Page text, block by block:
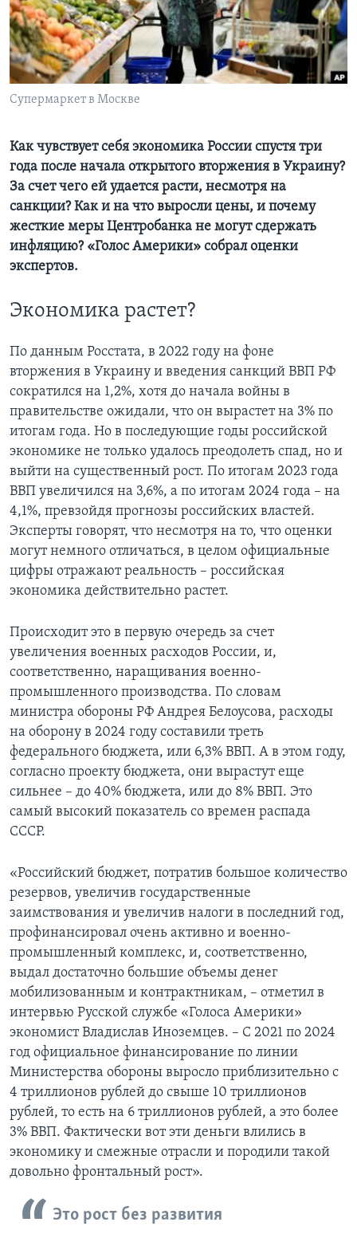
Learning English
СОЦИАЛЬНЫЕ СЕТИ
Языки
Супермаркет в Москве
Как чувствует себя экономика России спустя три
года после начала открытого вторжения в Украину?
За счет чего ей удается расти, несмотря на
санкции? Как и на что выросли цены, и почему
жесткие меры Центробанка не могут сдержать
инфляцию? «Голос Америки» собрал оценки
экспертов.
Экономика растет?
По данным Росстата, в 2022 году на фоне
вторжения в Украину и введения санкций ВВП РФ
сократился на 1,2%, хотя до начала войны в
правительстве ожидали, что он вырастет на 3% по
итогам года. Но в последующие годы российской
экономике не только удалось преодолеть спад, но и
выйти на существенный рост. По итогам 2023 года
ВВП увеличился на 3,6%, а по итогам 2024 года – на
4,1%, превзойдя прогнозы российских властей.
Эксперты говорят, что несмотря на то, что оценки
могут немного отличаться, в целом официальные
цифры отражают реальность – российская
экономика действительно растет.
Происходит это в первую очередь за счет
увеличения военных расходов России, и,
соответственно, наращивания военно-
промышленного производства. По словам
министра обороны РФ Андрея Белоусова, расходы
на оборону в 2024 году составили треть
федерального бюджета, или 6,3% ВВП. А в этом году,
согласно проекту бюджета, они вырастут еще
сильнее – до 40% бюджета, или до 8% ВВП. Это
самый высокий показатель со времен распада
СССР.
«Российский бюджет, потратив большое количество
резервов, увеличив государственные
заимствования и увеличив налоги в последний год,
профинансировал очень активно и военно-
промышленный комплекс, и, соответственно,
выдал достаточно большие объемы денег
мобилизованным и контрактникам, – отметил в
интервью Русской службе «Голоса Америки»
экономист Владислав Иноземцев. – С 2021 по 2024
год официальное финансирование по линии
Министерства обороны выросло приблизительно с
4 триллионов рублей до свыше 10 триллионов
рублей, то есть на 6 триллионов рублей, а это более
3% ВВП. Фактически вот эти деньги влились в
экономику и смежные отрасли и породили такой
довольно фронтальный рост».
Это рост без развития